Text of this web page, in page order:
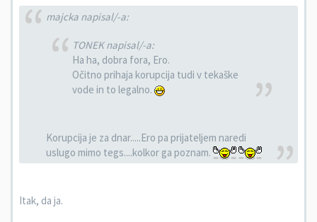
majcka napisal/-a:
TONEK napisal/-a:
Ha ha, dobra fora, Ero.
Očitno prihaja korupcija tudi v tekaške
vode in to legalno.
Korupcija je za dnar.....Ero pa prijateljem naredi
uslugo mimo tegs....kolkor ga poznam.
Itak, da ja.